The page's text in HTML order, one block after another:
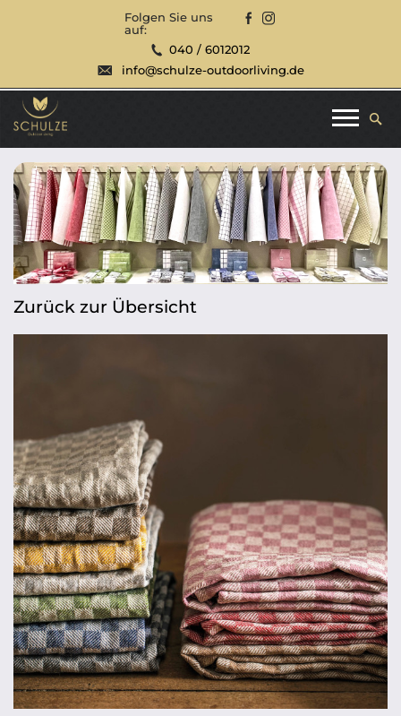
Folgen Sie uns
auf:
040 / 6012012
info@schulze-outdoorliving.de
Zurück zur Übersicht